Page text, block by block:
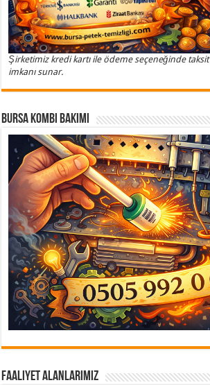
Şirketimiz kredi kartı ile ödeme seçeneğinde taksit
imkanı sunar.
Bursa Kombi Bakımı
Faaliyet Alanlarımız